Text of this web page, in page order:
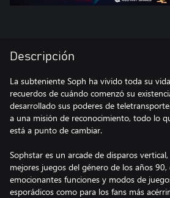
Descripción
La subteniente Soph ha vivido toda su
recuerdos de cuándo comenzó su
desarrollado sus poderes de
a una misión de reconocimiento, todo lo
está a punto de cambiar.
Sophstar es un arcade de disparos
mejores juegos del género de los años
emocionantes funciones y modos de
esporádicos como para los fans más